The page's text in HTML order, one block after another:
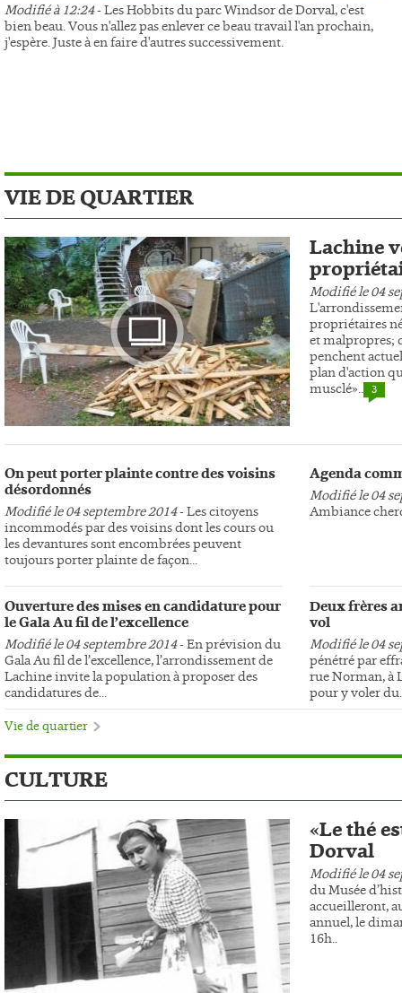
Modifié à 12:24- Les Hobbits du parc Windsor de Dorval, c'est
bien beau. Vous n'allez pas enlever ce beau travail l'an prochain,
j'espère. Juste à en faire d'autres successivement.
VIE DE QUARTIER
Lachine
Modifié le 04
propriétaires
et malpropres;
penchent
plan d'action
musclé».. 3
Photo
On peut porter plainte contre des voisins
désordonnés
Modifié le 04 septembre 2014- Les citoyens
incommodés par des voisins dont les cours ou
les devantures sont encombrées peuvent
toujours porter plainte de façon...
Ouverture des mises en candidature pour
le Gala Au fil de l’excellence
Modifié le 04 septembre 2014- En prévision du
Gala Au fil de l’excellence, l’arrondissement de
Lachine invite la population à proposer des
candidatures de...
Agenda
Modifié le 04
Ambiance
Deux frères
vol
Modifié le 04
pénétré par
rue Norman, à
pour y voler
Vie de quartier
CULTURE
«Le thé
Dorval
Modifié le 04
du Musée
accueilleront,
annuel, le
16h..